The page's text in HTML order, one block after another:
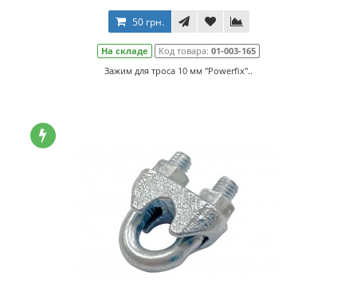
50 грн.
На складе Код товара: 01-003-165
Зажим для троса 10 мм "Powerfix"..